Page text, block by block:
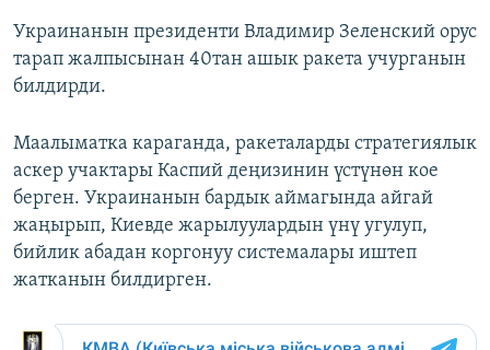
Украинанын президенти Владимир Зеленский орус
тарап жалпысынан 40тан ашык ракета учурганын
билдирди.
Маалыматка караганда, ракеталарды стратегиялык
аскер учактары Каспий деңизинин үстүнөн кое
берген. Украинанын бардык аймагында айгай
жаңырып, Киевде жарылуулардын үнү угулуп,
бийлик абадан коргонуу системалары иштеп
жатканын билдирген.